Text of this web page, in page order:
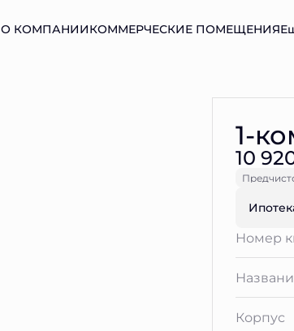
О КОМПАНИИКОММЕРЧЕСКИЕ ПОМЕЩЕНИЯ
1-
10
Номер
Корпус